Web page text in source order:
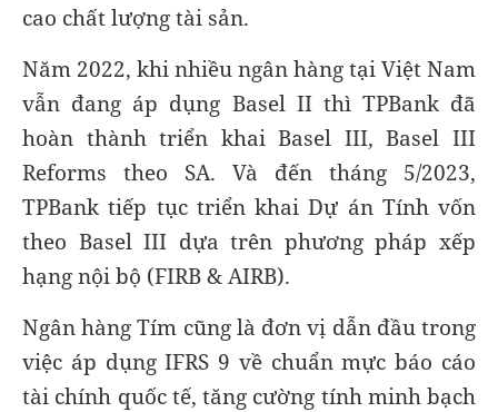
cao chất lượng tài sản.
Năm 2022, khi nhiều ngân hàng tại Việt Nam
vẫn đang áp dụng Basel II thì TPBank đã
hoàn thành triển khai Basel III, Basel III
Reforms theo SA. Và đến tháng 5/2023,
TPBank tiếp tục triển khai Dự án Tính vốn
theo Basel III dựa trên phương pháp xếp
hạng nội bộ (FIRB & AIRB).
Ngân hàng Tím cũng là đơn vị dẫn đầu trong
việc áp dụng IFRS 9 về chuẩn mực báo cáo
tài chính quốc tế, tăng cường tính minh bạch